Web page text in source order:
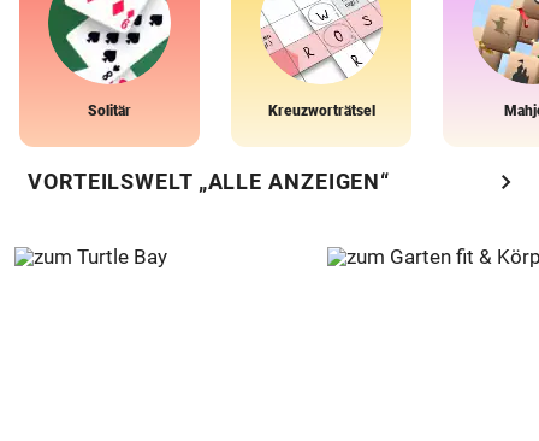
Solitär Kreuzworträtsel
VORTEILSWELT „ALLE ANZEIGEN“ chevron_right